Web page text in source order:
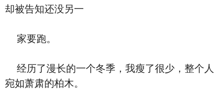
却被告知还没另一
家要跑。
经历了漫长的一个冬季，我瘦了很少，整个人
宛如萧肃的柏木。